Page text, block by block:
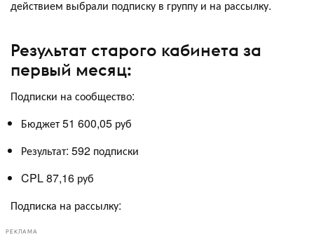
действием выбрали подписку в группу и на рассылку.
Результат старого кабинета за
первый месяц:
Подписки на сообщество:
Бюджет 51 600,05 руб
Результат: 592 подписки
CPL 87,16 руб
Подписка на рассылку:
РЕКЛАМА